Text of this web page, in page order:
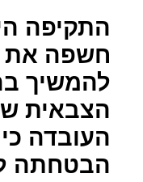
התקיפה
חשפה את
להמשיך
הצבאית
העובדה
הבטחתה